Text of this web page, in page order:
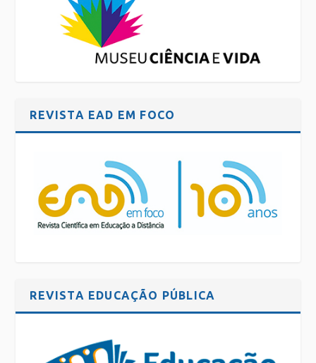
REVISTA EAD EM FOCO
REVISTA EDUCAÇÃO PÚBLICA